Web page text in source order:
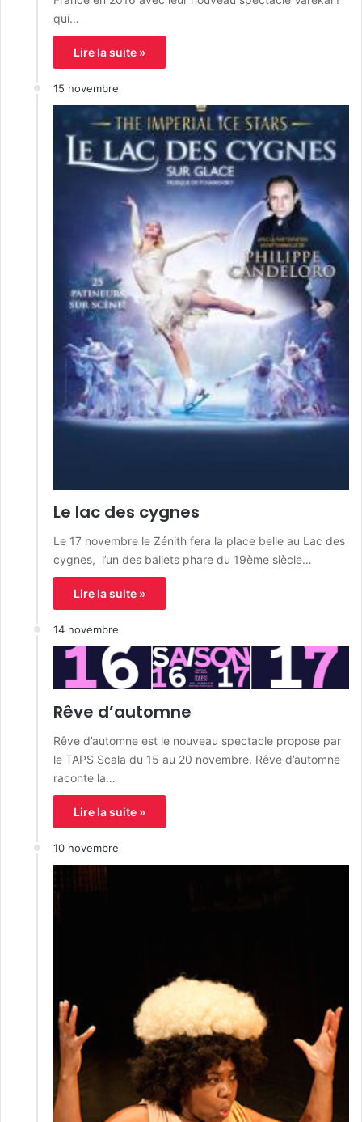
qui…
Lire la suite »
15 novembre
Le lac des cygnes
Le 17 novembre le Zénith fera la place belle au Lac des
cygnes, l’un des ballets phare du 19ème siècle…
Lire la suite »
14 novembre
Rêve d’automne
Rêve d’automne est le nouveau spectacle propose par
le TAPS Scala du 15 au 20 novembre. Rêve d’automne
raconte la…
Lire la suite »
10 novembre